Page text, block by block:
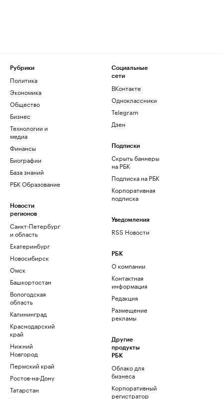
Рубрики
Политика
Экономика
Общество
Бизнес
Технологии и
медиа
Финансы
Биографии
База знаний
РБК Образование
Новости
регионов
Санкт-Петербург
и область
Екатеринбург
Новосибирск
Омск
Башкортостан
Вологодская
область
Калининград
Краснодарский
край
Нижний
Новгород
Пермский край
Ростов-на-Дону
Татарстан
Социальные
сети
ВКонтакте
Одноклассники
Telegram
Дзен
Подписки
Скрыть баннеры
на РБК
Подписка на РБК
Корпоративная
подписка
Уведомления
RSS Новости
РБК
О компании
Контактная
информация
Редакция
Размещение
рекламы
Другие
продукты
РБК
Облако для
бизнеса
Корпоративный
регистратор